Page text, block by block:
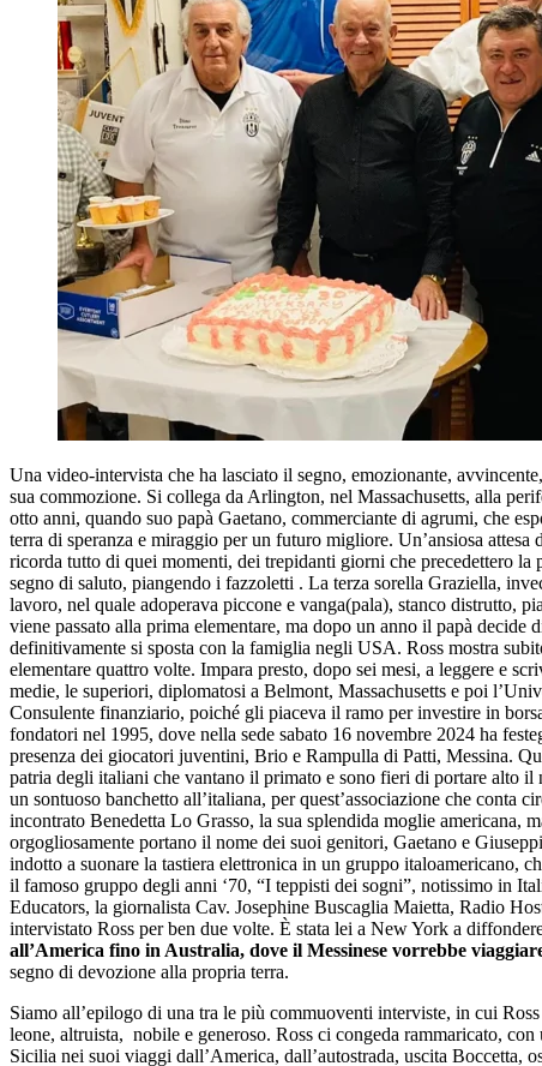
Una video-intervista che ha lasciato il segno, emozionante,
sua commozione. Si collega da Arlington, nel Massachusetts, alla
otto anni, quando suo papà Gaetano, commerciante di agrumi, che
terra di speranza e miraggio per un futuro migliore. Un’ansiosa
ricorda tutto di quei momenti, dei trepidanti giorni che precedettero
segno di saluto, piangendo i fazzoletti . La terza sorella Graziella,
lavoro, nel quale adoperava piccone e vanga(pala), stanco distrutto,
viene passato alla prima elementare, ma dopo un anno il papà
definitivamente si sposta con la famiglia negli USA. Ross mostra
elementare quattro volte. Impara presto, dopo sei mesi, a leggere e
medie, le superiori, diplomatosi a Belmont, Massachusetts e poi
Consulente finanziario, poiché gli piaceva il ramo per investire in
fondatori nel 1995, dove nella sede sabato 16 novembre 2024 ha
presenza dei giocatori juventini, Brio e Rampulla di Patti, Messina.
patria degli italiani che vantano il primato e sono fieri di portare alto il
un sontuoso banchetto all’italiana, per quest’associazione che
incontrato Benedetta Lo Grasso, la sua splendida moglie americana,
orgogliosamente portano il nome dei suoi genitori, Gaetano e
indotto a suonare la tastiera elettronica in un gruppo italoamericano,
il famoso gruppo degli anni ‘70, “I teppisti dei sogni”, notissimo in
Educators, la giornalista Cav. Josephine Buscaglia Maietta, Radio
intervistato Ross per ben due volte. È stata lei a New York a
all’America fino in Australia, dove il Messinese vorrebbe
segno di devozione alla propria terra.
Siamo all’epilogo di una tra le più commuoventi interviste, in cui
leone, altruista, nobile e generoso. Ross ci congeda rammaricato,
Sicilia nei suoi viaggi dall’America, dall’autostrada, uscita Boccetta,